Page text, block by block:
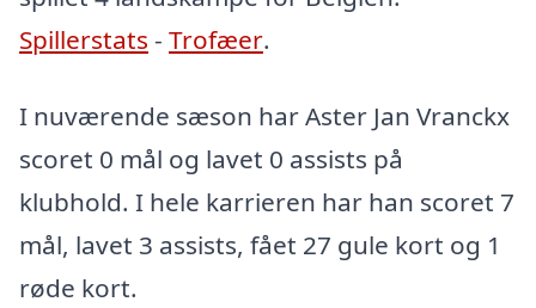
Spillerstats - Trofæer.
I nuværende sæson har Aster Jan Vranckx
scoret 0 mål og lavet 0 assists på
klubhold. I hele karrieren har han scoret 7
mål, lavet 3 assists, fået 27 gule kort og 1
røde kort.